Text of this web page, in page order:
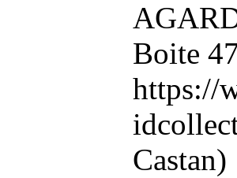
Boite
https://
Castan)